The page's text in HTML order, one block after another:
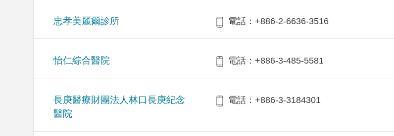
忠孝美麗爾診所 電話：+886-2-6636-3516
怡仁綜合醫院 電話：+886-3-485-5581
長庚醫療財團法人林口長庚紀念
醫院
電話：+886-3-3184301